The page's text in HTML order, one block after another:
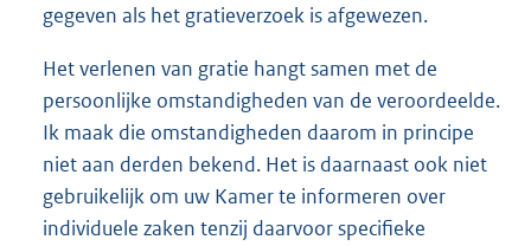
gegeven als het gratieverzoek is afgewezen.
Het verlenen van gratie hangt samen met de
persoonlijke omstandigheden van de veroordeelde.
Ik maak die omstandigheden daarom in principe
niet aan derden bekend. Het is daarnaast ook niet
gebruikelijk om uw Kamer te informeren over
individuele zaken tenzij daarvoor specifieke